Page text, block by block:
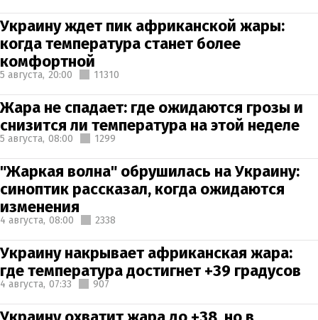
Украину ждет пик африканской жары:
когда температура станет более
комфортной
5 августа, 20:00 11310
Жара не спадает: где ожидаются грозы и
снизится ли температура на этой неделе
5 августа, 08:00 1299
"Жаркая волна" обрушилась на Украину:
синоптик рассказал, когда ожидаются
изменения
4 августа, 08:00 2338
Украину накрывает африканская жара:
где температура достигнет +39 градусов
4 августа, 07:33 907